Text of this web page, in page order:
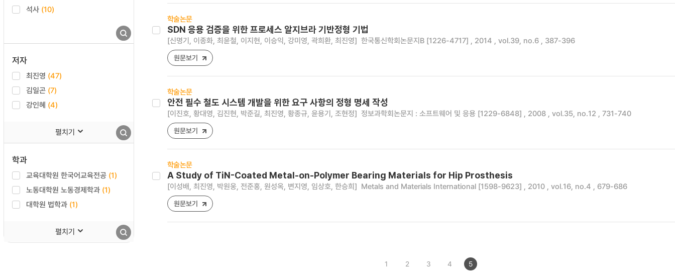
석사 (10)
저자
최진영 (47)
김일곤 (7)
강인혜 (4)
펼치기
학과
교육대학원 한국어교육전공 (1)
노동대학원 노동경제학과 (1)
대학원 법학과 (1)
펼치기
학술논문
SDN 응용 검증을 위한 프로세스 알지브라 기반정형 기법
[신명기, 이종화, 최윤철, 이지현, 이승익, 강미영, 곽희환, 최진영] 한국통신학회논문지B [1226-4717] , 2014 , vol.39, no.6 , 387-396
원문보기
학술논문
안전 필수 철도 시스템 개발을 위한 요구 사항의 정형 명세 작성
[이진호, 황대영, 김진현, 박준길, 최진영, 황종규, 윤용기, 조현정] 정보과학회논문지 : 소프트웨어 및 응용 [1229-6848] , 2008 , vol.35, no.12 , 731-740
원문보기
학술논문
A Study of TiN-Coated Metal-on-Polymer Bearing Materials for Hip Prosthesis
[이성배, 최진영, 박원웅, 전준홍, 원성옥, 변지영, 임상호, 한승희] Metals and Materials International [1598-9623] , 2010 , vol.16, no.4 , 679-686
원문보기
1 2 3 4 5